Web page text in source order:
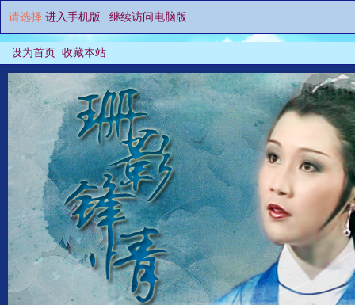
请选择 进入手机版 继续访问电脑版
设为首页 收藏本站